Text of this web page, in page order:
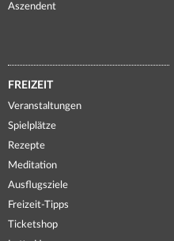
Aszendent
FREIZEIT
Veranstaltungen
Spielplätze
Rezepte
Meditation
Ausflugsziele
Freizeit-Tipps
Ticketshop